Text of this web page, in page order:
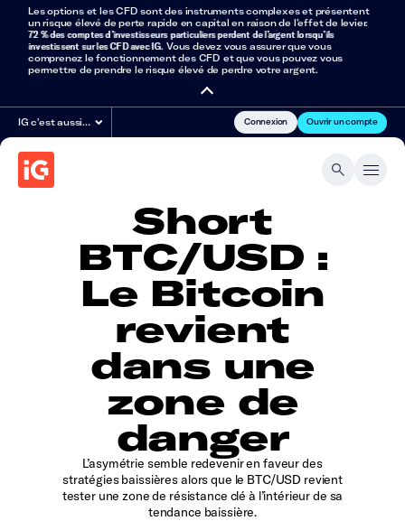
Les options et les CFD sont des instruments complexes et présentent
un risque élevé de perte rapide en capital en raison de l’effet de levier.
72 % des comptes d’investisseurs particuliers perdent de l’argent lorsqu’ils
investissent sur les CFD avec IG. Vous devez vous assurer que vous
comprenez le fonctionnement des CFD et que vous pouvez vous
permettre de prendre le risque élevé de perdre votre argent.
IG c'est aussi… Connexion Ouvrir un compte
Short
BTC/USD :
Le Bitcoin
revient
dans une
zone de
danger
L’asymétrie semble redevenir en faveur des
stratégies baissières alors que le BTC/USD revient
tester une zone de résistance clé à l’intérieur de sa
tendance baissière.